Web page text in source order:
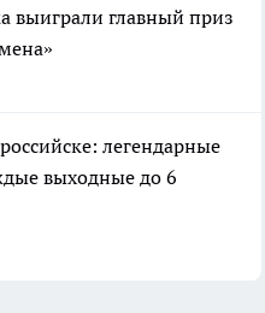
выиграли главный приз
легендарные
выходные до 6